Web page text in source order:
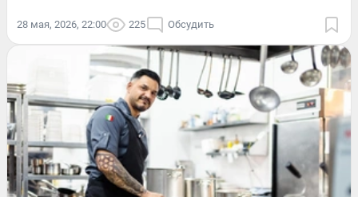
28 мая, 2026, 22:00 225 Обсудить